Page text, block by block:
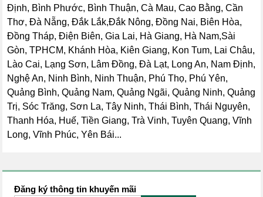
Định, Bình Phước, Bình Thuận, Cà Mau, Cao Bằng, Cần
Thơ, Đà Nẵng, Đắk Lắk,Đắk Nông, Đồng Nai, Biên Hòa,
Đồng Tháp, Điện Biên, Gia Lai, Hà Giang, Hà Nam,Sài
Gòn, TPHCM, Khánh Hòa, Kiên Giang, Kon Tum, Lai Châu,
Lào Cai, Lạng Sơn, Lâm Đồng, Đà Lạt, Long An, Nam Định,
Nghệ An, Ninh Bình, Ninh Thuận, Phú Thọ, Phú Yên,
Quảng Bình, Quảng Nam, Quảng Ngãi, Quảng Ninh, Quảng
Trị, Sóc Trăng, Sơn La, Tây Ninh, Thái Bình, Thái Nguyên,
Thanh Hóa, Huế, Tiền Giang, Trà Vinh, Tuyên Quang, Vĩnh
Long, Vĩnh Phúc, Yên Bái...
Đăng ký thông tin khuyến mãi